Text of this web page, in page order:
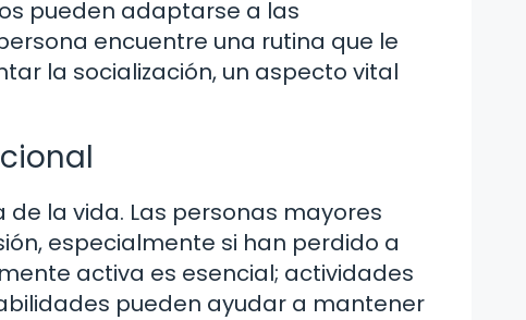
pueden adaptarse a las
encuentre una rutina que le
la socialización, un aspecto vital
la vida. Las personas mayores
especialmente si han perdido a
activa es esencial; actividades
pueden ayudar a mantener